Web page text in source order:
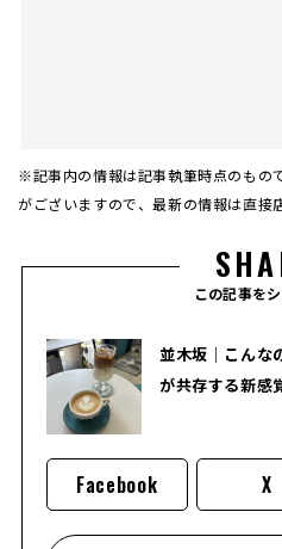
※記事内の情報は記事執筆時点のもの
がございますので、最新の情報は直接
この記事を
並木坂｜こんな
が共存する新感
Facebook X